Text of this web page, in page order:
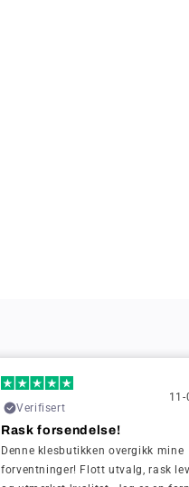
Verifisert
11-
Rask forsendelse!
Denne klesbutikken overgikk mine
forventninger! Flott utvalg, rask